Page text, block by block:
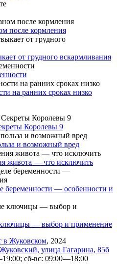
после кормления
от грудного вскармливания
на ранних сроках низко
Королевы 9
и возможный вред
живота — что исключить
беременности — особенности и
— выбор и применение
в Жуковском, 2024
улица Гагарина, 85б
сб-вс: 09:00—18:00